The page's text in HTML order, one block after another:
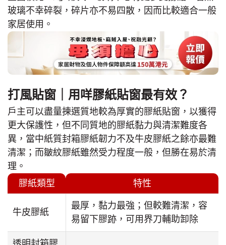
玻璃不幸碎裂，碎片亦不易四散，因而比較適合一般
家居使用。
打風貼窗｜用咩膠紙貼窗最有效？
戶主可以盡量揀選質地較為厚實的膠紙貼窗，以獲得
更大保護性，但不同質地的膠紙黏力與清潔難度各
異，當中紙質封箱膠紙韌力不及牛皮膠紙之餘亦最難
清潔；而皺紋膠紙雖然受力程度一般，但勝在易於清
理。
膠紙類型
特性
牛皮膠紙
最厚，黏力最強；但較難清潔，容
易留下膠跡，可用界刀輔助卸除